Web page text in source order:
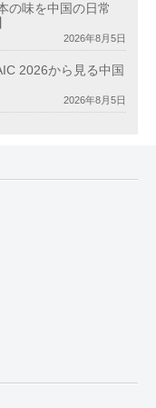
の味を中国の日常
2026年8月5日
2026から見る中国
2026年8月5日